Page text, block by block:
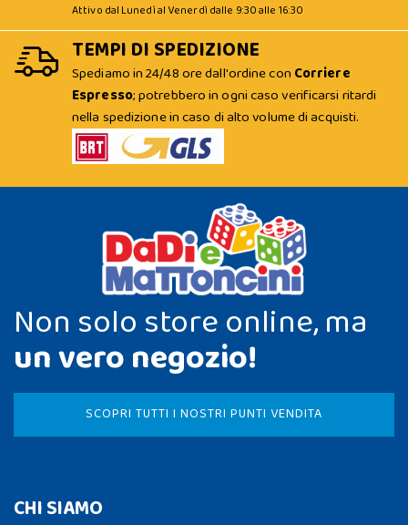
Attivo dal Lunedì al Venerdì dalle 9:30 alle 16:30
TEMPI DI SPEDIZIONE
Spediamo in 24/48 ore dall'ordine con Corriere
Espresso; potrebbero in ogni caso verificarsi ritardi
nella spedizione in caso di alto volume di acquisti.
Non solo store online, ma
un vero negozio!
SCOPRI TUTTI I NOSTRI PUNTI VENDITA
CHI SIAMO